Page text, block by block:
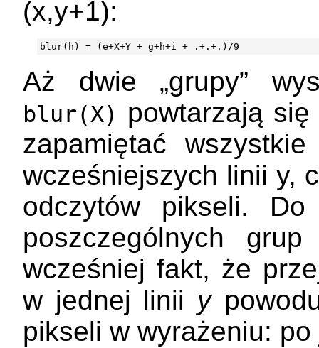
(x,y+1):
Aż dwie „grupy”
blur(X)
powtarzają
zapamiętać
wcześniejszych linii y,
odczytów pikseli.
poszczególnych
wcześniej fakt, że
w jednej linii y
pikseli w wyrażeniu: